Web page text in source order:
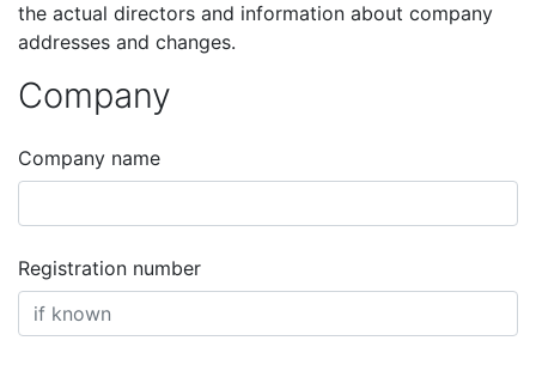
the actual directors and information about company
addresses and changes.
Company
Company name
Registration number